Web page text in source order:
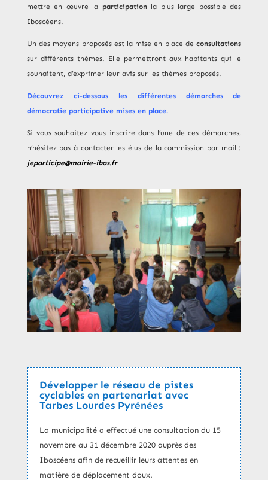
mettre en œuvre la participationla plus large possible des
Iboscéens.
Un des moyens proposés est la mise en place deconsultations
sur différents thèmes. Elle permettront aux habitants qui le
souhaitent, d’exprimer leur avis sur les thèmes proposés.
Découvrez ci-dessous les différentes démarches de
démocratie participative mises en place.
Si vous souhaitez vous inscrire dans l’une de ces démarches,
n’hésitez pas à contacter les élus de la commission par mail :
jeparticipe@mairie-ibos.fr
Développer le réseau de pistes
cyclables en partenariat avec
Tarbes Lourdes Pyrénées
La municipalité a effectué une consultation du 15
novembre au 31 décembre 2020 auprès des
Iboscéens afin de recueillir leurs attentes en
matière de déplacement doux.